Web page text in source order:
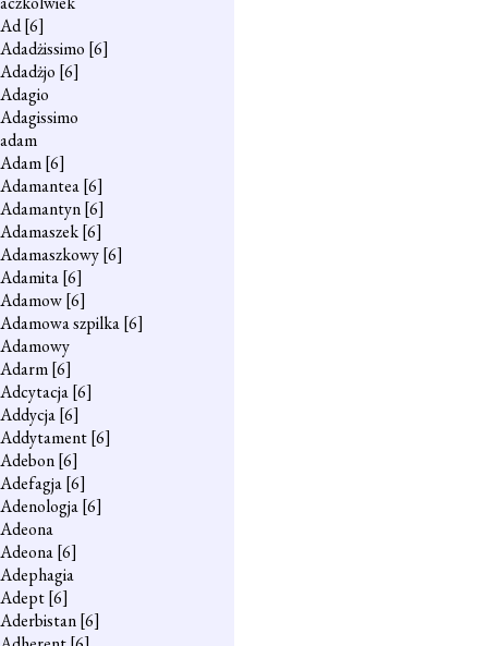
Ad[6]
Adadżissimo [6]
Adadżjo [6]
Adagio
Adagissimo
adam
Adam[6]
Adamantea[6]
Adamantyn[6]
Adamaszek[6]
Adamaszkowy[6]
Adamita[6]
Adamow[6]
Adamowa szpilka[6]
Adamowy
Adarm[6]
Adcytacja[6]
Addycja[6]
Addytament[6]
Adebon[6]
Adefagja[6]
Adenologja[6]
Adeona
Adeona[6]
Adephagia
Adept[6]
Aderbistan[6]